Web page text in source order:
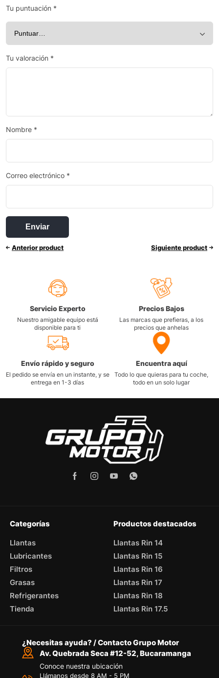
Tu puntuación *
Tu valoración *
Nombre *
Correo electrónico *
Anterior product Siguiente product
Servicio Experto
Nuestro amigable equipo está
disponible para ti
Precios Bajos
Las marcas que prefieras, a los
precios que anhelas
Envío rápido y seguro
El pedido se envía en un instante, y se
entrega en 1-3 días
Encuentra aquí
Todo lo que quieras para tu coche,
todo en un solo lugar
Categorías
Llantas
Lubricantes
Filtros
Grasas
Refrigerantes
Tienda
Productos destacados
Llantas Rin 14
Llantas Rin 15
Llantas Rin 16
Llantas Rin 17
Llantas Rin 18
Llantas Rin 17.5
¿Necesitas ayuda? / Contacto Grupo Motor
Av. Quebrada Seca #12-52, Bucaramanga
Conoce nuestra ubicación
Llámanos desde 8 AM - 5 PM